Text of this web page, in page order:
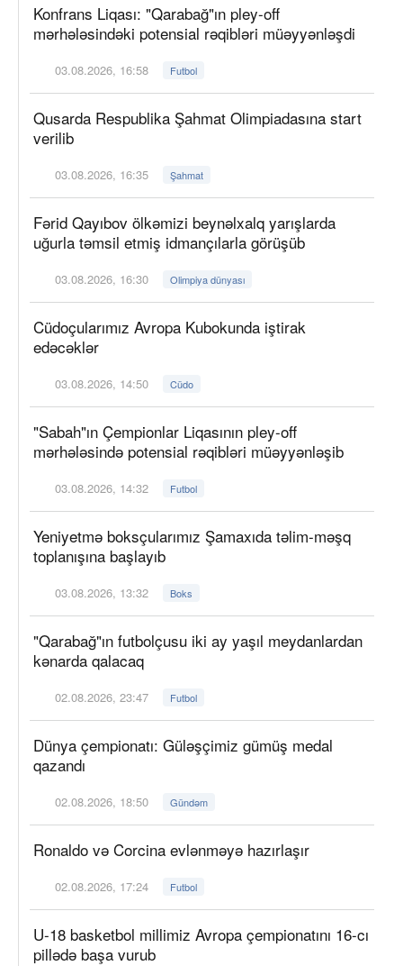
Konfrans Liqası: "Qarabağ"ın pley-off
mərhələsindəki potensial rəqibləri müəyyənləşdi
03.08.2026, 16:58 Futbol
Qusarda Respublika Şahmat Olimpiadasına start
verilib
03.08.2026, 16:35 Şahmat
Fərid Qayıbov ölkəmizi beynəlxalq yarışlarda
uğurla təmsil etmiş idmançılarla görüşüb
03.08.2026, 16:30 Olimpiya dünyası
Cüdoçularımız Avropa Kubokunda iştirak
edəcəklər
03.08.2026, 14:50 Cüdo
"Sabah"ın Çempionlar Liqasının pley-off
mərhələsində potensial rəqibləri müəyyənləşib
03.08.2026, 14:32 Futbol
Yeniyetmə boksçularımız Şamaxıda təlim-məşq
toplanışına başlayıb
03.08.2026, 13:32 Boks
"Qarabağ"ın futbolçusu iki ay yaşıl meydanlardan
kənarda qalacaq
02.08.2026, 23:47 Futbol
Dünya çempionatı: Güləşçimiz gümüş medal
qazandı
02.08.2026, 18:50 Gündəm
Ronaldo və Corcina evlənməyə hazırlaşır
02.08.2026, 17:24 Futbol
U-18 basketbol millimiz Avropa çempionatını 16-cı
pillədə başa vurub